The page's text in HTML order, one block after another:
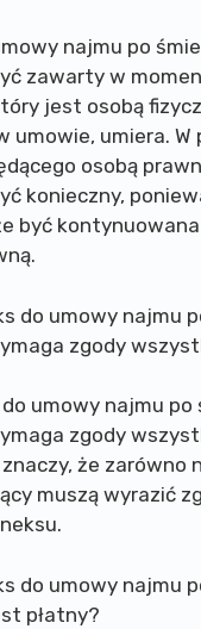
najmu po
zawarty w
jest osobą
umowie, umiera. W
osobą
konieczny,
być
do umowy najmu
zgody
do umowy najmu po
zgody
znaczy, że zarówno
muszą wyrazić
do umowy najmu
płatny?